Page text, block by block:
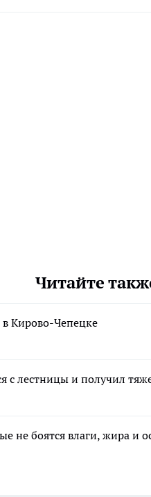
Читайте
Кирово-Чепецке
с лестницы и получил
не боятся влаги, жира и